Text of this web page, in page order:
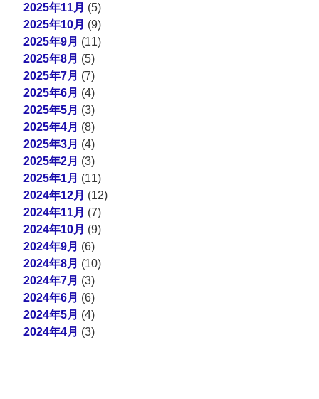
2025年11月 (5)
2025年10月 (9)
2025年9月 (11)
2025年8月 (5)
2025年7月 (7)
2025年6月 (4)
2025年5月 (3)
2025年4月 (8)
2025年3月 (4)
2025年2月 (3)
2025年1月 (11)
2024年12月 (12)
2024年11月 (7)
2024年10月 (9)
2024年9月 (6)
2024年8月 (10)
2024年7月 (3)
2024年6月 (6)
2024年5月 (4)
2024年4月 (3)